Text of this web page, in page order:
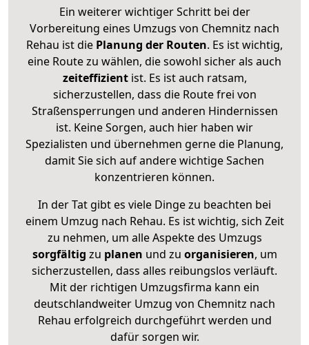
Ein weiterer wichtiger Schritt bei der
Vorbereitung eines Umzugs von Chemnitz nach
Rehau ist die Planung der Routen. Es ist wichtig,
eine Route zu wählen, die sowohl sicher als auch
zeiteffizientist. Es ist auch ratsam,
sicherzustellen, dass die Route frei von
Straßensperrungen und anderen Hindernissen
ist. Keine Sorgen, auch hier haben wir
Spezialisten und übernehmen gerne die Planung,
damit Sie sich auf andere wichtige Sachen
konzentrieren können.
In der Tat gibt es viele Dinge zu beachten bei
einem Umzug nach Rehau. Es ist wichtig, sich Zeit
zu nehmen, um alle Aspekte des Umzugs
sorgfältig zu planen und zu organisieren, um
sicherzustellen, dass alles reibungslos verläuft.
Mit der richtigen Umzugsfirma kann ein
deutschlandweiter Umzug von Chemnitz nach
Rehau erfolgreich durchgeführt werden und
dafür sorgen wir.